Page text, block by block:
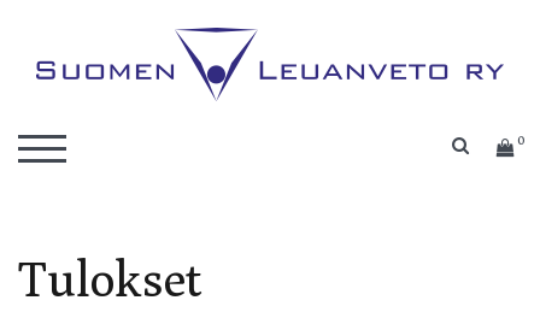
content
Suomen Leuanveto ry
TOGGLE MOBILE MENU
0
Tulokset